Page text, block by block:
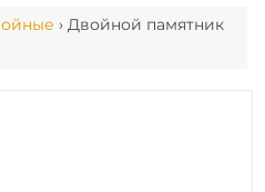
› Двойной памятник